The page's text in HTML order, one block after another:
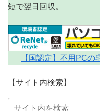
短で翌日回収。
【国認定】不用PC
【サイト内検索】